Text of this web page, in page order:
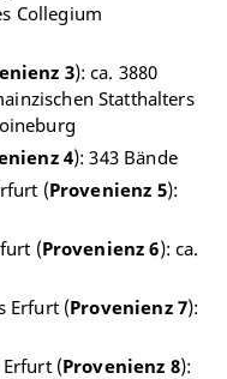
Collegium
3): ca. 3880
Statthalters
4): 343 Bände
(Provenienz 5):
(Provenienz 6): ca.
Erfurt (Provenienz 7):
(Provenienz 8):